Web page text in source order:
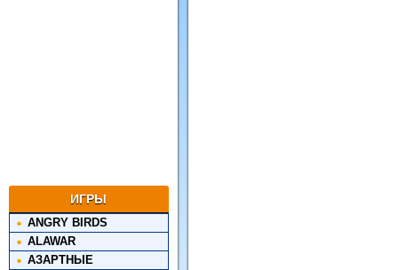
ИГРЫ
ANGRY BIRDS
ALAWAR
АЗАРТНЫЕ